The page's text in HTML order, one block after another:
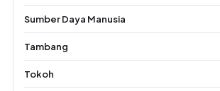
Sumber Daya Manusia
Tambang
Tokoh